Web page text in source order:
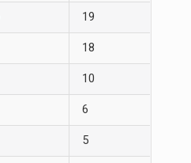
19
18
10
6
5